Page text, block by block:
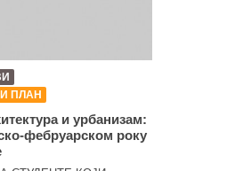
ПЛАН
и урбанизам:
фебруарском року